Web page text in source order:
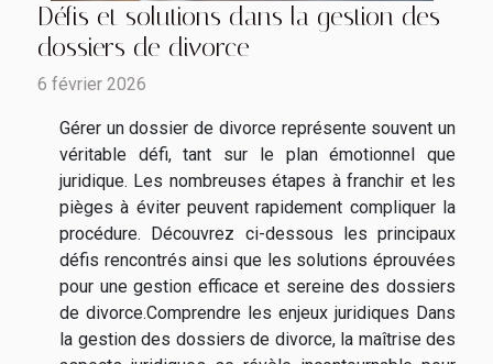
Défis et solutions dans la gestion des
dossiers de divorce
6 février 2026
Gérer un dossier de divorce représente souvent un
véritable défi, tant sur le plan émotionnel que
juridique. Les nombreuses étapes à franchir et les
pièges à éviter peuvent rapidement compliquer la
procédure. Découvrez ci-dessous les principaux
défis rencontrés ainsi que les solutions éprouvées
pour une gestion efficace et sereine des dossiers
de divorce.Comprendre les enjeux juridiques Dans
la gestion des dossiers de divorce, la maîtrise des